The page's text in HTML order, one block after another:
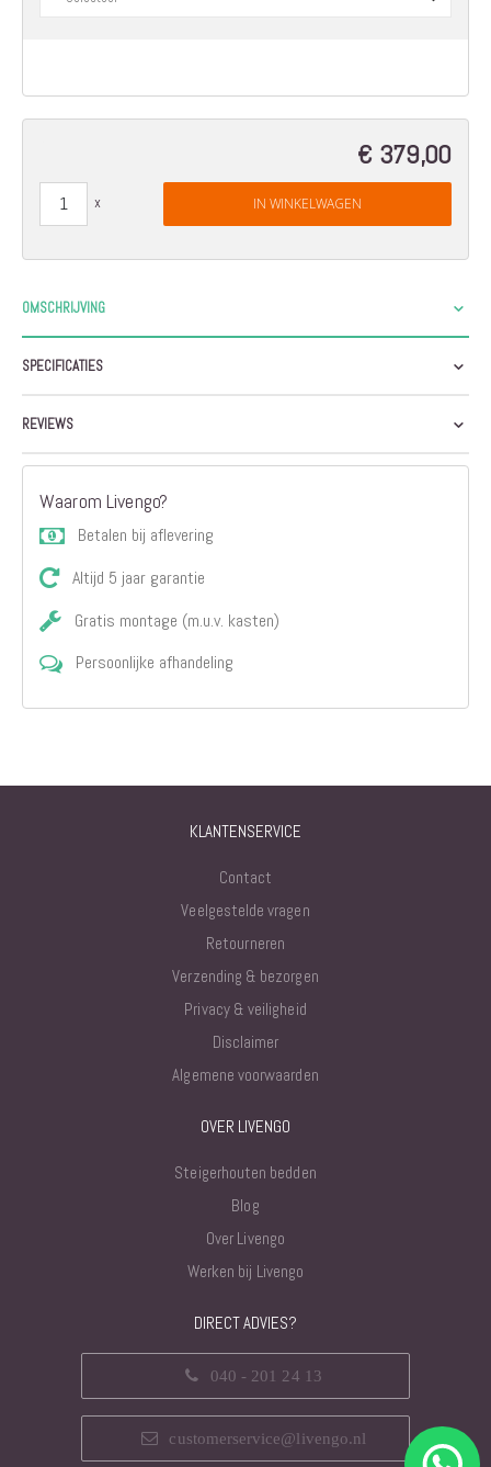
€ 379,00
IN WINKELWAGEN
OMSCHRIJVING
SPECIFICATIES
REVIEWS
Waarom Livengo?
Betalen bij aflevering
Altijd 5 jaar garantie
Gratis montage (m.u.v. kasten)
Persoonlijke afhandeling
KLANTENSERVICE
Contact
Veelgestelde vragen
Retourneren
Verzending & bezorgen
Privacy & veiligheid
Disclaimer
Algemene voorwaarden
OVER LIVENGO
Steigerhouten bedden
Blog
Over Livengo
Werken bij Livengo
DIRECT ADVIES?
040 - 201 24 13
customerservice@livengo.nl